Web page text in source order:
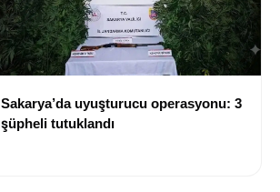
Sakarya’da uyuşturucu operasyonu: 3
şüpheli tutuklandı